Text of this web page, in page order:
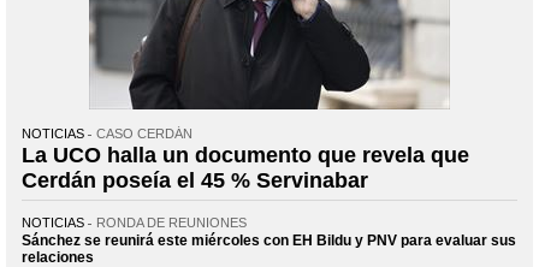
NOTICIAS CASO CERDÁN
La UCO halla un documento que revela que
Cerdán poseía el 45 % Servinabar
NOTICIAS RONDA DE REUNIONES
Sánchez se reunirá este miércoles con EH Bildu y PNV para evaluar sus
relaciones